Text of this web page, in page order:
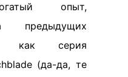
опыт,
предыдущих
как серия
(да-да, те